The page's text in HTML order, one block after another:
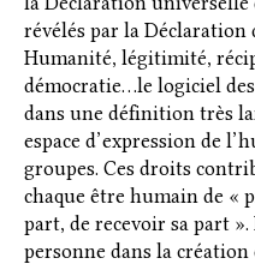
révélés par la Déclaration
Humanité, légitimité,
démocratie…le logiciel
dans une définition très
espace d’expression de
groupes. Ces droits
chaque être humain de «
part, de recevoir sa part
personne dans la